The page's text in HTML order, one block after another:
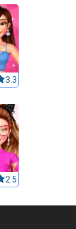
3.3
2.5